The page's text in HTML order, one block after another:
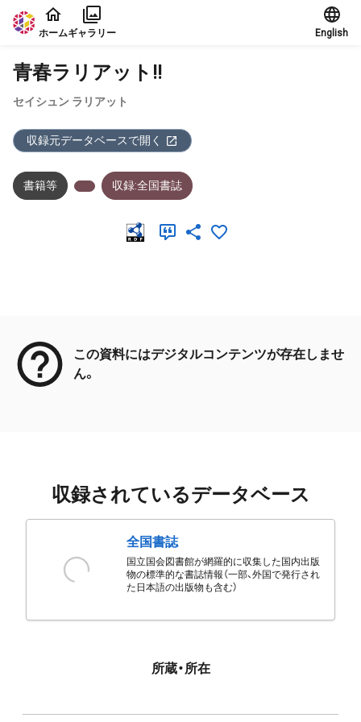
本文に飛ぶ
ホームギャラリー English
青春ラリアット!!
セイシュン ラリアット
収録元データベースで開く
書籍等 収録:全国書誌
この資料にはデジタルコンテンツが存在しませ
ん。
収録されているデータベース
全国書誌
国立国会図書館が網羅的に収集した国内出版
物の標準的な書誌情報（一部、外国で発行され
た日本語の出版物も含む）
所蔵・所在